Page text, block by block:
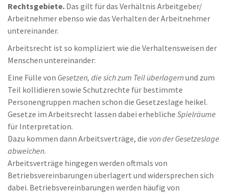
Rechtsgebiete. Das gilt für das Verhältnis Arbeitgeber/
Arbeitnehmer ebenso wie das Verhalten der Arbeitnehmer
untereinander.
Arbeitsrecht ist so kompliziert wie die Verhaltensweisen der
Menschen untereinander:
Eine Fülle von Gesetzen, die sich zum Teil überlagernund zum
Teil kollidieren sowie Schutzrechte für bestimmte
Personengruppen machen schon die Gesetzeslage heikel.
Gesetze im Arbeitsrecht lassen dabei erhebliche Spielräume
für Interpretation.
Dazu kommen dann Arbeitsverträge, die von der Gesetzeslage
abweichen.
Arbeitsverträge hingegen werden oftmals von
Betriebsvereinbarungen überlagert und widersprechen sich
dabei. Betriebsvereinbarungen werden häufig von